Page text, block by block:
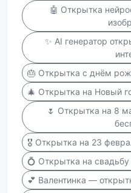
🤖 Открытка
✨ AI генератор
🎂 Открытка с днём
🎄 Открытка на Новый
🌷 Открытка на 8
🎖️ Открытка на 23
💍 Открытка на
💕 Валентинка —